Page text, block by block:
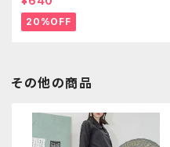
20%OFF
その他の商品